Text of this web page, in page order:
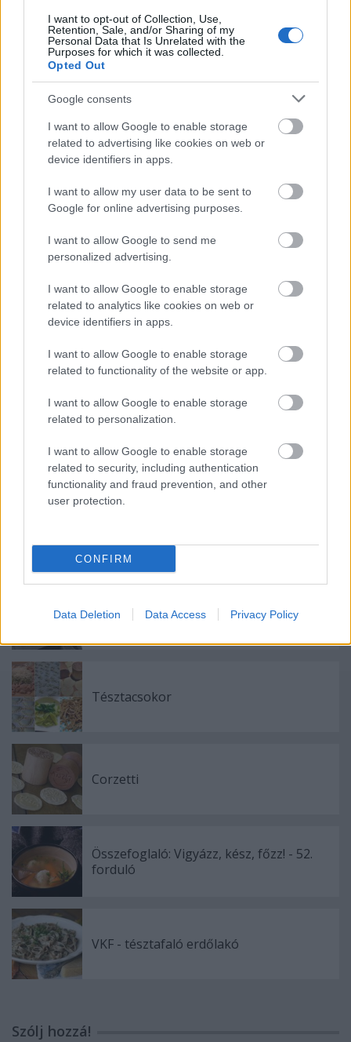
I want to opt-out of Collection, Use,
Retention, Sale, and/or Sharing of my
Personal Data that Is Unrelated with the
Purposes for which it was collected.
Opted Out
Google consents
I want to allow Google to enable storage
related to advertising like cookies on web or
device identifiers in apps.
I want to allow my user data to be sent to
Google for online advertising purposes.
I want to allow Google to send me
personalized advertising.
I want to allow Google to enable storage
related to analytics like cookies on web or
device identifiers in apps.
I want to allow Google to enable storage
related to functionality of the website or app.
I want to allow Google to enable storage
related to personalization.
I want to allow Google to enable storage
related to security, including authentication
functionality and fraud prevention, and other
user protection.
CONFIRM
Data Deletion Data Access Privacy Policy
Az elkészült tésztát szárítsd pár órát, majd főzd ki, s
kedved és ízlésed szerint tálald. Ennyi! :)
Címkék: friss tojásos tészta segédeszközzel formázott
kézzel formázott színes/ízes tészta
Ajánlott bejegyzések:
Utazz az ízeken át
Tésztacsokor
Corzetti
Összefoglaló: Vigyázz, kész, főzz! - 52.
forduló
VKF - tésztafaló erdőlakó
Szólj hozzá!